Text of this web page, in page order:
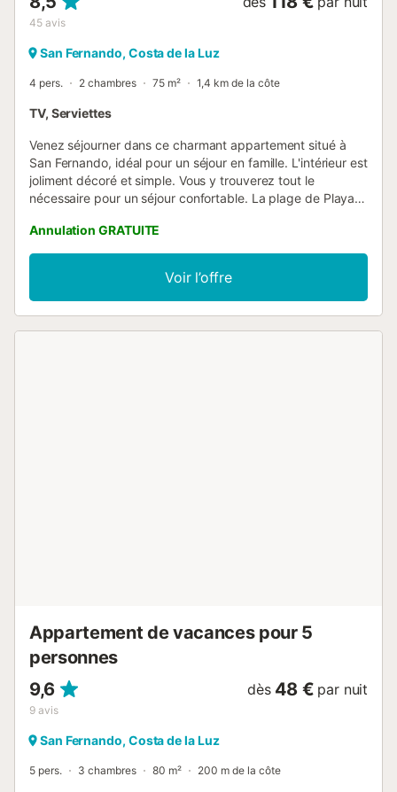
45 avis
San Fernando, Costa de la Luz
4 pers. 2 chambres 75 m² 1,4 km de la côte
TV, Serviettes
Venez séjourner dans ce charmant appartement situé à
San Fernando, idéal pour un séjour en famille. L'intérieur est
joliment décoré et simple. Vous y trouverez tout le
nécessaire pour un séjour confortable. La plage de Playa
pourrez vous prélasser au soleil et vous détendre, tandis
que le lac est à seulement 550 m. Vous trouverez des
commerces et des restaurants à 1,6 km. Un parking est à
votre disposition. Dans la cuisine bien équipée, vous
pourrez préparer de délicieux repas et les déguster
Annulation GRATUITE
Voir l’offre
Appartement de vacances pour 5
personnes
9,6
9 avis
dès 48 € par nuit
San Fernando, Costa de la Luz
5 pers. 3 chambres 80 m² 200 m de la côte